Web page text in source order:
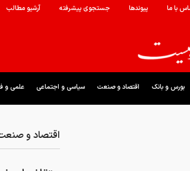
با ما پیوندها جستجوی پیشرفته آرشیو مطالب
بورس و بانک اقتصاد و صنعت سیاسی و اجتماعی علمی و
اقتصاد و